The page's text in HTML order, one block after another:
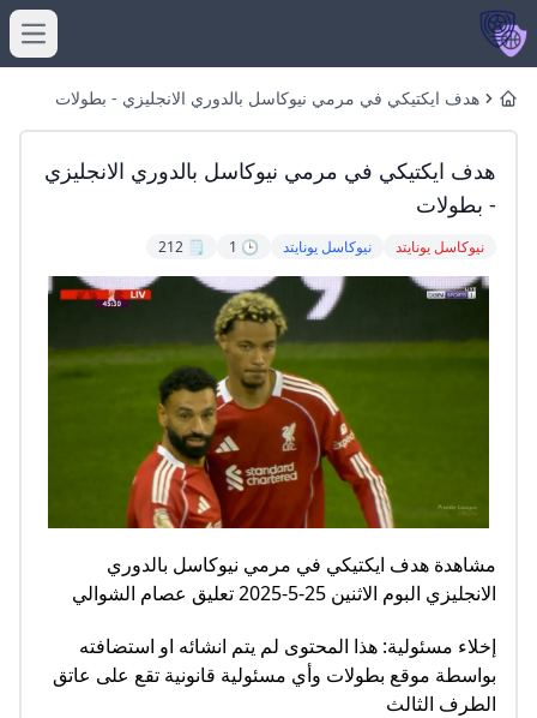
Homeهدف ايكتيكي في مرمي نيوكاسل بالدوري الانجليزي - بطولات
هدف ايكتيكي في مرمي نيوكاسل بالدوري الانجليزي
- بطولات
نيوكاسل يونايتد نيوكاسل يونايتد 🕒 1
🗒️ 212
مشاهدة هدف ايكتيكي في مرمي نيوكاسل بالدوري
الانجليزي البوم الاثنين 25-5-2025 تعليق عصام الشوالي
إخلاء مسئولية: هذا المحتوى لم يتم انشائه او استضافته
بواسطة موقع بطولات وأي مسئولية قانونية تقع على عاتق
الطرف الثالث